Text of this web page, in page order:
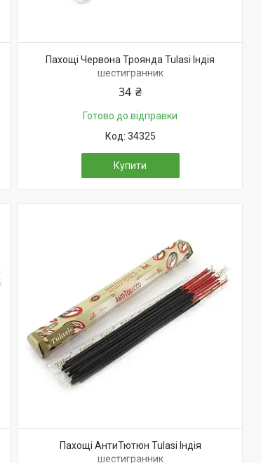
Пахощі Червона Троянда Tulasi Індія
шестигранник
34 ₴
Готово до відправки
34325
Купити
Пахощі АнтиТютюн Tulasi Індія
шестигранник